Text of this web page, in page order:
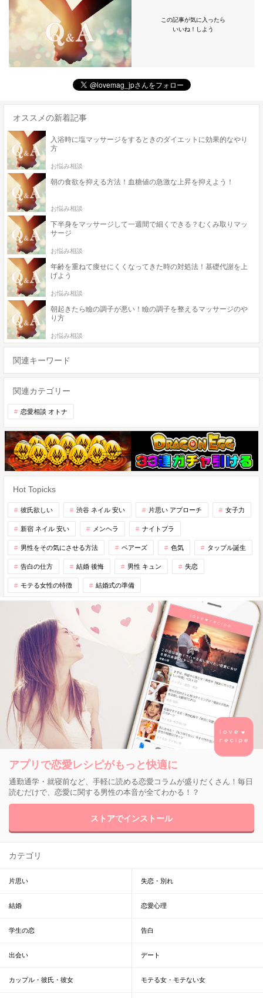
この記事が気に入ったら
いいね！しよう
オススメの新着記事
入浴時に塩マッサージをするときのダイエットに効果的なやり
方
お悩み相談
朝の食欲を抑える方法！血糖値の急激な上昇を抑えよう！
お悩み相談
下半身をマッサージして一週間で細くできる？むくみ取りマッ
サージ
お悩み相談
年齢を重ねて痩せにくくなってきた時の対処法！基礎代謝を上
げよう
お悩み相談
朝起きたら瞼の調子が悪い！瞼の調子を整えるマッサージのや
り方
お悩み相談
関連キーワード
関連カテゴリー
恋愛相談 オトナ
Hot Topicks
彼氏欲しい 渋谷 ネイル 安い 片思い アプローチ 女子力
新宿 ネイル 安い メンヘラ ナイトブラ
男性をその気にさせる方法 ペアーズ 色気 タップル誕生
告白の仕方 結婚 後悔 男性 キュン 失恋
モテる女性の特徴 結婚式の準備
アプリで恋愛レシピがもっと快適に
通勤通学・就寝前など、手軽に読める恋愛コラムが盛りだくさん！毎日
読むだけで、恋愛に関する男性の本音が全てわかる！？
ストアでインストール
カテゴリ
片思い 失恋・別れ
結婚 恋愛心理
学生の恋 告白
出会い デート
カップル・彼氏・彼女 モテる女・モテない女